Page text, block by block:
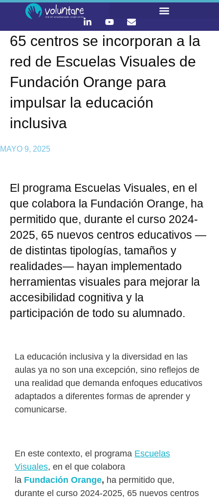
65 centros se incorporan a la
red de Escuelas Visuales de
Fundación Orange para
impulsar la educación
inclusiva
MAYO 9, 2025
El programa Escuelas Visuales, en el
que colabora la Fundación Orange, ha
permitido que, durante el curso 2024-
2025, 65 nuevos centros educativos —
de distintas tipologías, tamaños y
realidades— hayan implementado
herramientas visuales para mejorar la
accesibilidad cognitiva y la
participación de todo su alumnado.
La educación inclusiva y la diversidad en las
aulas ya no son una excepción, sino reflejos de
una realidad que demanda enfoques educativos
adaptados a diferentes formas de aprender y
comunicarse.
En este contexto, el programa Escuelas
Visuales, en el que colabora
la Fundación Orange, ha permitido que,
durante el curso 2024-2025, 65 nuevos centros